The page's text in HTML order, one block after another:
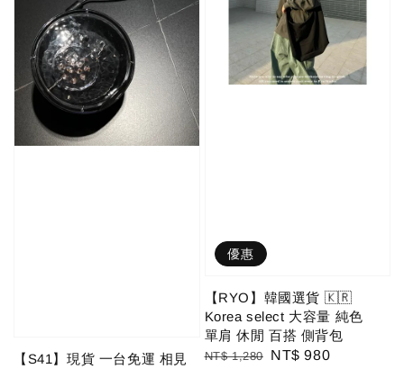
【S41】現貨 一台免運 相見
優惠
【RYO】韓國選貨 🇰🇷
Korea select 大容量 純色
單肩 休閒 百搭 側背包
Regular
NT$ 1,280
Sale
NT$ 980